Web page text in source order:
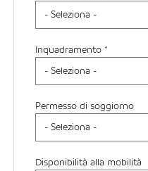
Inquadramento *
Permesso di soggiorno
Disponibilità alla mobilità